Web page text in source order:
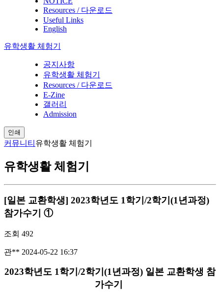
Resources / 다운로드
Useful Links
English
유학생활 체험기
공지사항
유학생활 체험기
Resources / 다운로드
E-Zine
갤러리
Admission
인쇄
커뮤니티 유학생활 체험기
유학생활 체험기
[일본 교환학생] 2023학년도 1학기/2학기(1년과정)
참가수기 ①
조회 492
관** 2024-05-22 16:37
2023학년도 1학기/2학기(1년과정) 일본 교환학생 참
가수기